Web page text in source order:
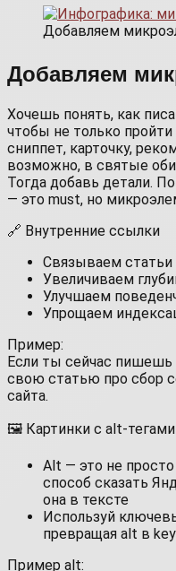
Добавляем
Добавляем
Хочешь понять, как
чтобы не только
сниппет, карточку,
возможно, в святые
Тогда добавь детали.
— это must, но
🔗 Внутренние ссылки
Связываем статьи
Увеличиваем
Улучшаем
Упрощаем
Пример:
Если ты сейчас пишешь
свою статью про сбор
сайта.
🖼 Картинки с alt-тегами
Alt — это не просто
способ сказать
она в тексте
Используй
превращая alt в
Пример alt: